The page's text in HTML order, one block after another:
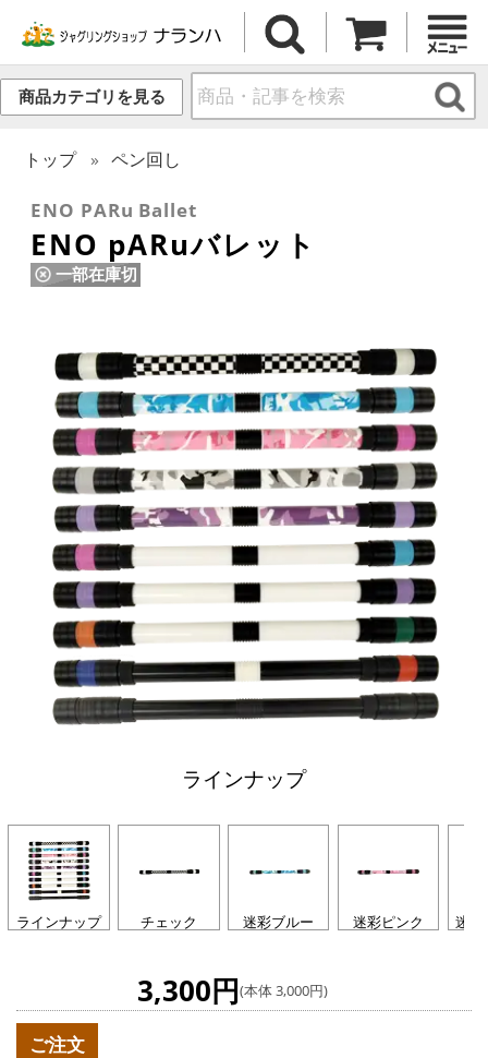
商品カテゴリを見る
トップ ペン回し
ENO PARu Ballet
ENO pARuバレット
一部在庫切
ラインナップ
ラインナップ チェック 迷彩ブルー 迷彩ピンク 迷彩
3,300円(本体 3,000円)
ご注文